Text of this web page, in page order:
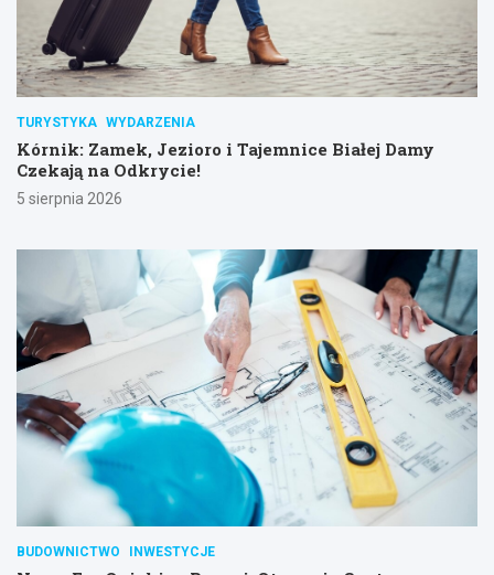
TURYSTYKA WYDARZENIA
Kórnik: Zamek, Jezioro i Tajemnice Białej Damy
Czekają na Odkrycie!
5 sierpnia 2026
BUDOWNICTWO INWESTYCJE